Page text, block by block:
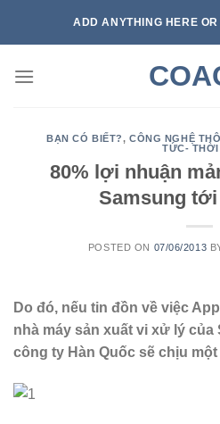
ADD ANYTHING HERE
BẠN CÓ BIẾT?,CÔNG NGHỆ
TỨC- THỜI
80% lợi nhuận
Samsung
POSTED ON 07/06/2013
Do đó, nếu tin đồn về việc
nhà máy sản xuất vi xử lý của
công ty Hàn Quốc sẽ chịu